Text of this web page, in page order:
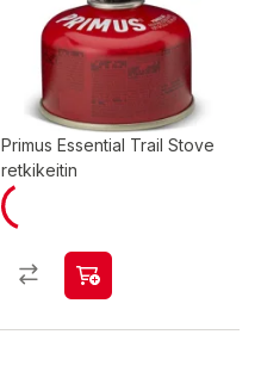
Primus Essential Trail Stove
retkikeitin